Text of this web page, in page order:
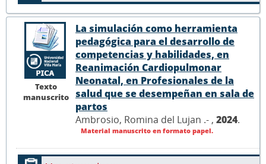
Texto
manuscrito
La simulación como herramienta
pedagógica para el desarrollo de
competencias y habilidades, en
Reanimación Cardiopulmonar
Neonatal, en Profesionales de la
salud que se desempeñan en sala de
partos
Ambrosio, Romina del Lujan .- , 2024.
Material manuscrito en formato papel.